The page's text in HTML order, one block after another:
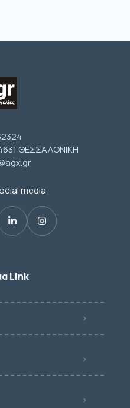
ΘΕΣΣΑΛΟΝΙΚΗ
media
Link